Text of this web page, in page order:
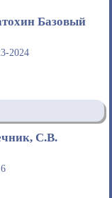
Базовый
2024
С.В.